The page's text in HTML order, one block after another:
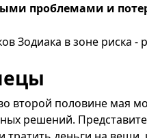
проблемами и
Зодиака в зоне риска
второй половине мая
решений.